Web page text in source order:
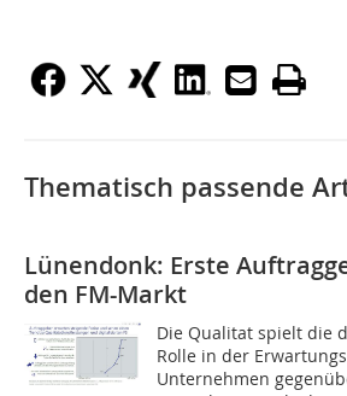
Thematisch passende
Lünendonk: Erste
den FM-Markt
Die Qualitat spielt die
Rolle in der
Unternehmen